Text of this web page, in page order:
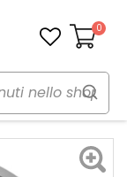
Carrello
0
Copricerchi